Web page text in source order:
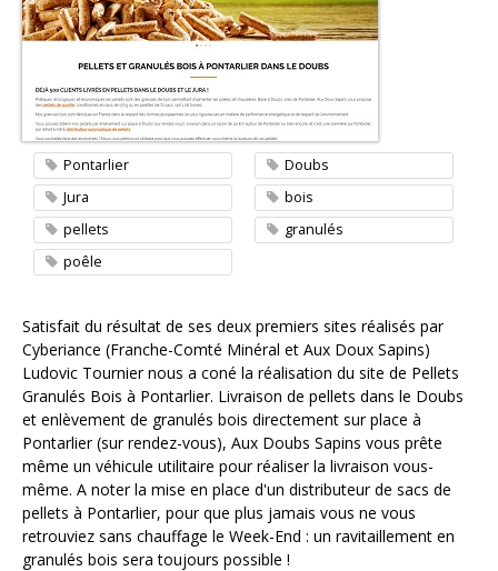
Contacter l'agence
Pontarlier
Doubs
Jura
bois
pellets
granulés
poêle
Satisfait du résultat de ses deux premiers sites réalisés par
Cyberiance (Franche-Comté Minéral et Aux Doux Sapins)
Ludovic Tournier nous a confié la réalisation du site de Pellets
Granulés Bois à Pontarlier. Livraison de pellets dans le Doubs
et enlèvement de granulés bois directement sur place à
Pontarlier (sur rendez-vous), Aux Doubs Sapins vous prête
même un véhicule utilitaire pour réaliser la livraison vous-
même. A noter la mise en place d'un distributeur de sacs de
pellets à Pontarlier, pour que plus jamais vous ne vous
retrouviez sans chauffage le Week-End : un ravitaillement en
granulés bois sera toujours possible !